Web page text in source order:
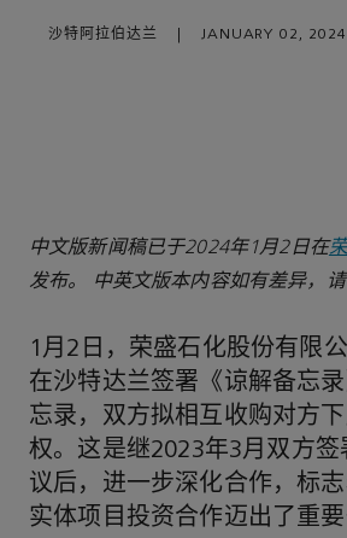
沙特阿拉伯达兰 JANUARY 02, 2024
中文版新闻稿已于2024年1月2日在
发布。
中英文版本内容如有差异，
1月2日，荣盛石化股份有限
在沙特达兰签署《谅解备忘
忘录，双方拟相互收购对方
权。这是继2023年3月双方
议后，进一步深化合作，标
实体项目投资合作迈出了重要